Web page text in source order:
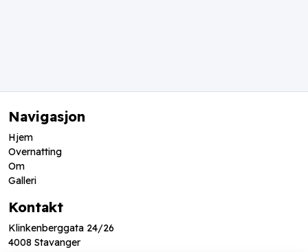
Navigasjon
Hjem
Overnatting
Om
Galleri
Kontakt
Klinkenberggata 24/26
4008 Stavanger